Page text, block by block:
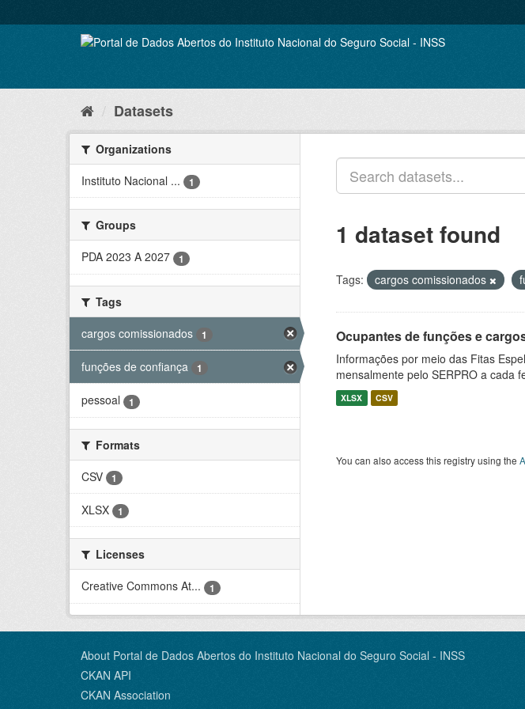
to
Datasets
Organizations
Instituto Nacional ...
1
Groups
PDA 2023 A 2027
1
Tags
cargos comissionados
1
funções de confiança 1
pessoal 1
Formats
CSV
1
XLSX 1
Licenses
Creative Commons At...
1
1 dataset found
Tags: cargos comissionados
Ocupantes de funções e
Informações por meio das Fitas
mensalmente pelo SERPRO a cada
XLSX CSV
You can also access this registry using the
About Portal de Dados Abertos do Instituto Nacional do Seguro Social - INSS
CKAN API
CKAN Association